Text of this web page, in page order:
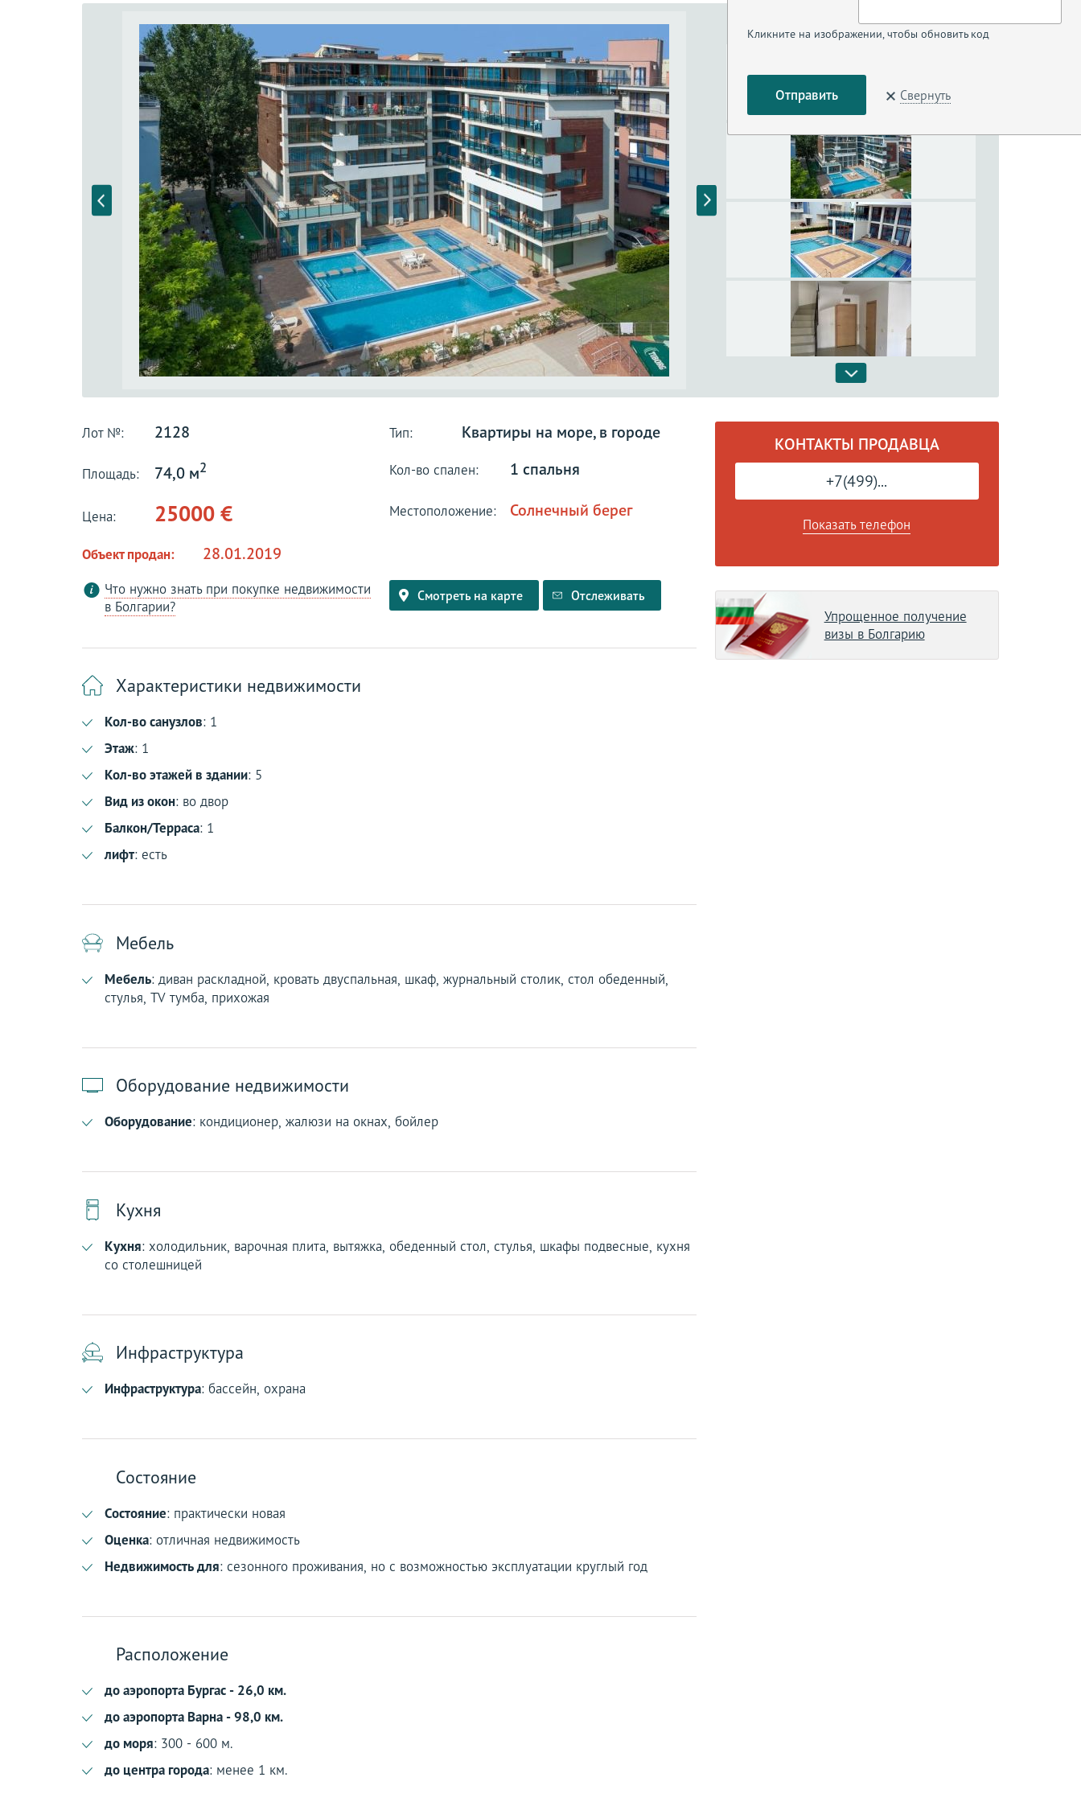
Лот №: 2128 Тип: Квартиры на море, в городе
Площадь: 74,0 м2 Кол-во спален: 1 спальня
Цена: 25000 € Местоположение: Солнечный берег
Объект продан: 28.01.2019
Что нужно знать при покупке недвижимости
в Болгарии?
Смотреть на карте Отслеживать
Характеристики недвижимости
Кол-во санузлов: 1
Этаж: 1
Кол-во этажей в здании: 5
Вид из окон: во двор
Балкон/Терраса: 1
лифт: есть
Мебель
Мебель: диван раскладной, кровать двуспальная, шкаф, журнальный столик, стол обеденный,
стулья, TV тумба, прихожая
Оборудование недвижимости
Оборудование: кондиционер, жалюзи на окнах, бойлер
Кухня
Кухня: холодильник, варочная плита, вытяжка, обеденный стол, стулья, шкафы подвесные, кухня
со столешницей
Инфраструктура
Инфраструктура: бассейн, охрана
Состояние
Состояние: практически новая
Оценка: отличная недвижимость
Недвижимость для: сезонного проживания, но с возможностью эксплуатации круглый год
Расположение
до аэропорта Бургас - 26,0 км.
до аэропорта Варна - 98,0 км.
до моря: 300 - 600 м.
до центра города: менее 1 км.
КОНТАКТЫ ПРОДАВЦА
+7(499)...
Показать телефон
Упрощенное получение
визы в Болгарию
Кликните на изображении, чтобы обновить код
Свернуть